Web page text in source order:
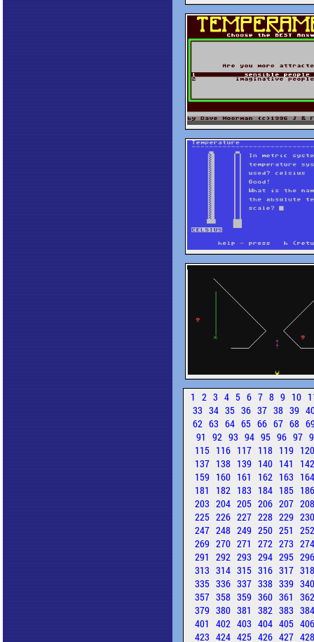
1 2 3 4 5 6 7 8 9 10
33 34 35 36 37 38 39
62 63 64 65 66 67 68
91 92 93 94 95 96 97
115 116 117 118 119
137 138 139 140 141
159 160 161 162 163
181
182 183 184 185
203 204 205 206 207
225 226 227 228 229
247 248 249 250 251
269 270 271 272 273
291 292 293 294 295
313 314 315 316 317
335 336 337 338 339
357 358 359 360 361
379 380 381 382 383
401 402 403 404 405
423 424 425 426 427